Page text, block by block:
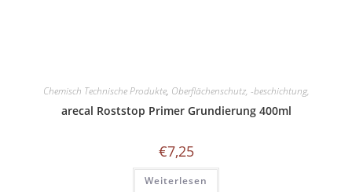
Chemisch Technische Produkte, Oberflächenschutz, -beschichtung,
arecal Roststop Primer Grundierung 400ml
€7,25
Weiterlesen